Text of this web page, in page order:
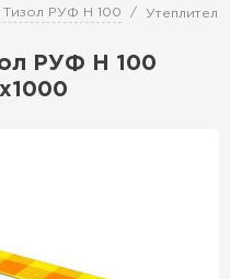
Тизол РУФ Н 100
РУФ Н 100